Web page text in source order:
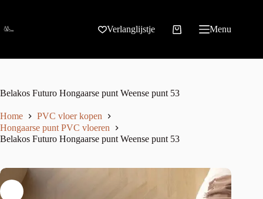
Verlanglijstje Menu
Belakos Futuro Hongaarse punt Weense punt 53
Home
PVC vloer kopen
Hongaarse punt PVC vloeren
Belakos Futuro Hongaarse punt Weense punt 53